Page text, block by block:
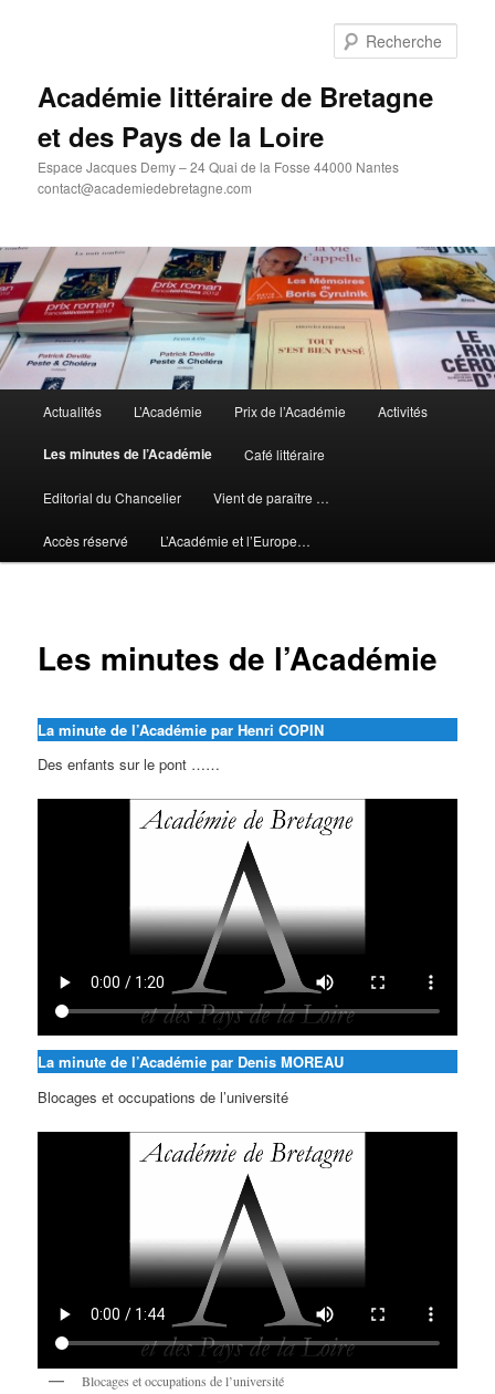
Académie littéraire de Bretagne
et des Pays de la Loire
Espace Jacques Demy – 24 Quai de la Fosse 44000 Nantes
contact@academiedebretagne.com
principal
Actualités L’Académie Prix de l’Académie Activités
Les minutes de l’Académie Café littéraire
Editorial du Chancelier Vient de paraître …
Accès réservé L’Académie et l’Europe…
Les minutes de l’Académie
La minute de l’Académie par Henri COPIN
Des enfants sur le pont ……
La minute de l’Académie par Denis MOREAU
Blocages et occupations de l’université
Blocages et occupations de l’université